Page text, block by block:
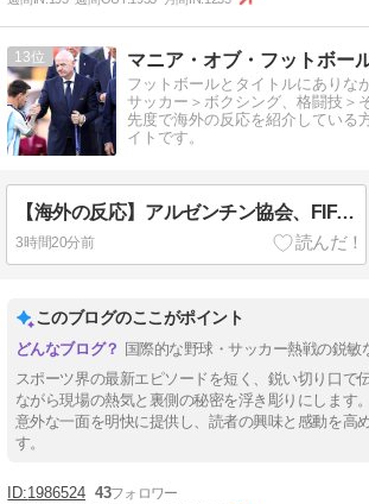
13
フットボールとタイトルにありな
サッカー＞ボクシング、格闘技＞
先度で海外の反応を紹介している
イトです。
【海外の反応】アルゼンチン協会、FIFA会長に断固たる支持を表明「隠す気もないんだなｗ」
3時間20分前
このブログのここがポイント
国際的な野球・サッカー熱戦の鋭敏
スポーツ界の最新エピソードを短く、鋭い切り口で
ながら現場の熱気と裏側の秘密を浮き彫りにします
意外な一面を明快に提供し、読者の興味と感動を高
す。
1986524 43